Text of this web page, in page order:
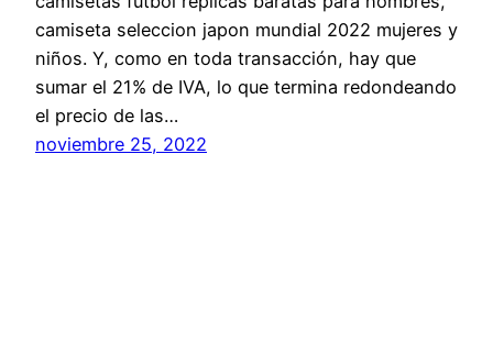
camiseta seleccion japon mundial 2022 mujeres y
niños. Y, como en toda transacción, hay que
sumar el 21% de IVA, lo que termina redondeando
el precio de las…
noviembre 25, 2022